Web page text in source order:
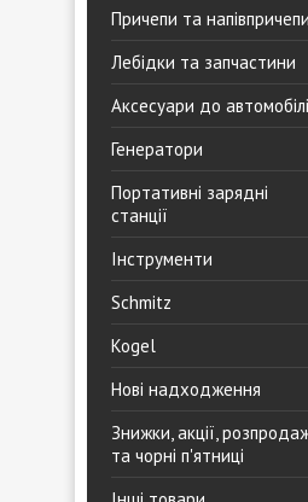
Причепи та напівпричепи
Лебідки та запчастини
Аксесуари до
Генератори
Портативні зарядні
станції
Інструменти
Schmitz
Kogel
Нові надходження
Знижки, акції,
та чорні п'ятниці